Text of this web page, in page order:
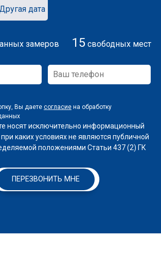
Другая дата
замеров 15 свободных мест
Вы даете согласие на обработку
носят исключительно информационный
каких условиях не являются публичной
положениями Статьи 437 (2) ГК
ПЕРЕЗВОНИТЬ МНЕ